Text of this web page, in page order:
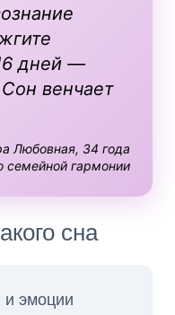
дней —
венчает
Любовная, 34 года
семейной гармонии
сна
и эмоции